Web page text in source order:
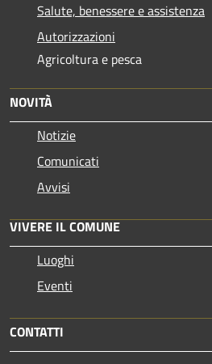
Salute, benessere e assistenza
Autorizzazioni
Agricoltura e pesca
NOVITÀ
Notizie
Comunicati
Avvisi
VIVERE IL COMUNE
Luoghi
Eventi
CONTATTI